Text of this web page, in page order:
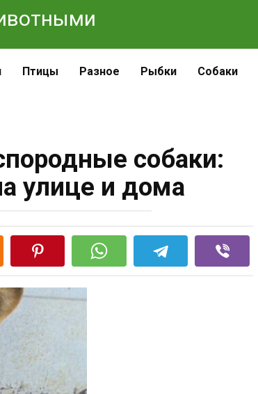
Птицы Разное Рыбки Собаки
собаки:
улице и дома